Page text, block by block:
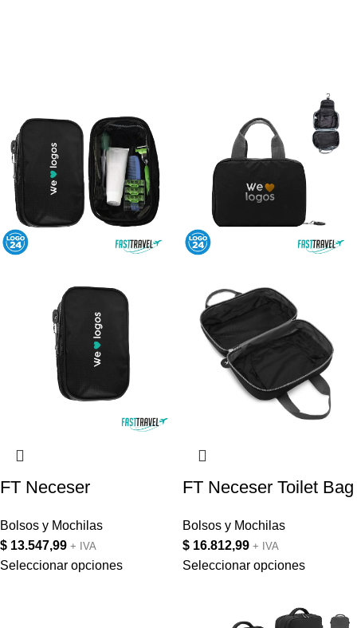
FT Neceser
Bolsos y Mochilas
$ 13.547,99 + IVA
Seleccionar opciones
FT Neceser Toilet Bag
Bolsos y Mochilas
$ 16.812,99 + IVA
Seleccionar opciones